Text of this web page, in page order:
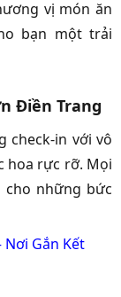
vị món ăn
bạn một trải
Điền Trang
check-in với vô
hoa rực rỡ. Mọi
những bức
Nơi Gắn Kết